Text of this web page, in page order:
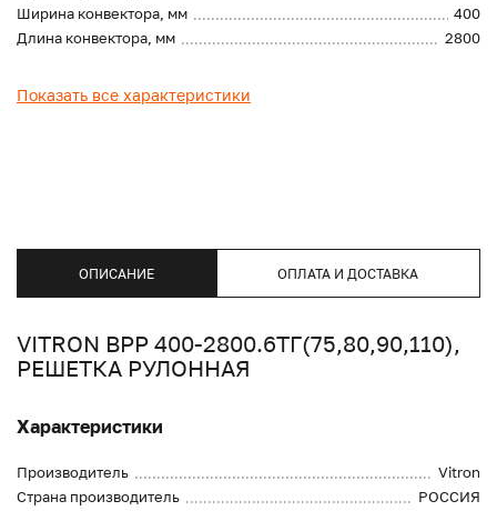
Ширина конвектора, мм
400
Длина конвектора, мм
2800
Показать все характеристики
ОПИСАНИЕ ОПЛАТА И ДОСТАВКА
VITRON ВРР 400-2800.6ТГ(75,80,90,110),
РЕШЕТКА РУЛОННАЯ
Характеристики
Производитель
Vitron
Страна производитель
РОССИЯ